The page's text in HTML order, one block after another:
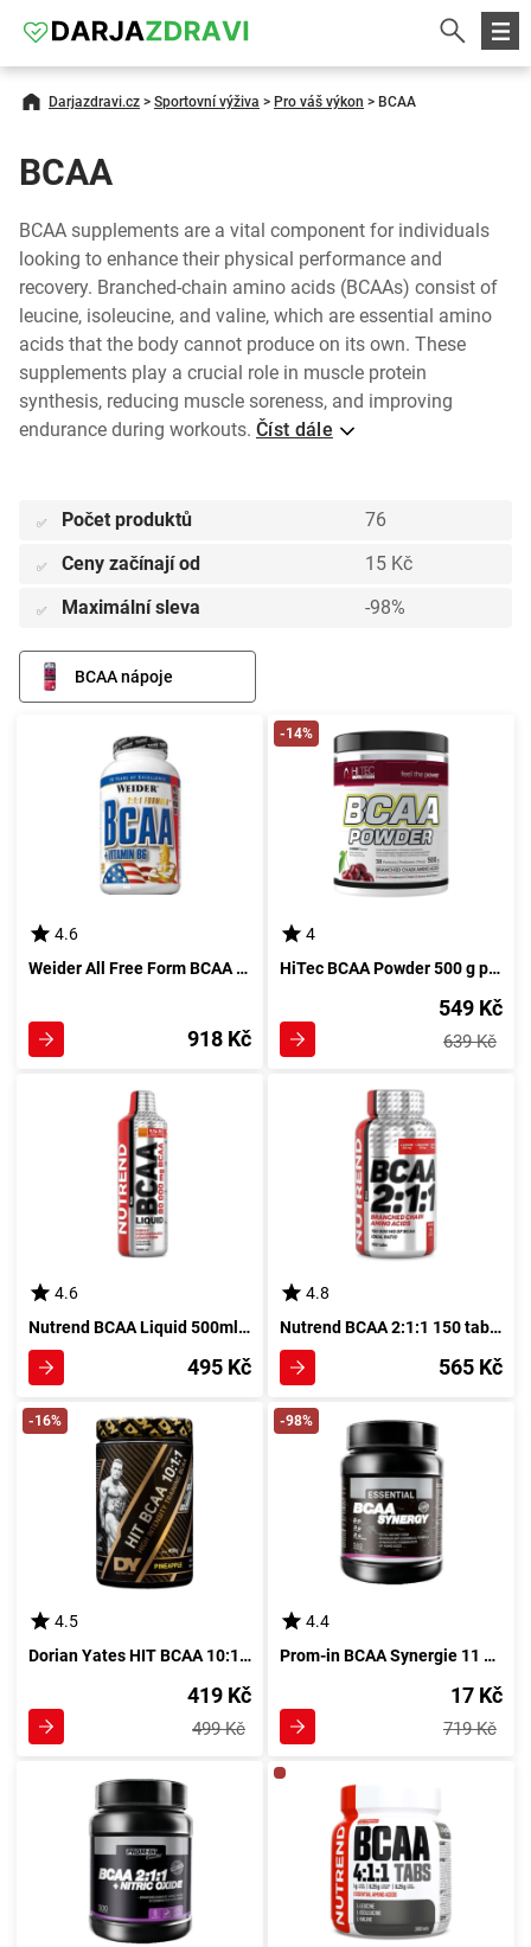
Darjazdravi.cz > Sportovní výživa > Pro váš výkon > BCAA
BCAA
BCAA supplements are a vital component for individuals
looking to enhance their physical performance and
recovery. Branched-chain amino acids (BCAAs) consist of
leucine, isoleucine, and valine, which are essential amino
acids that the body cannot produce on its own. These
supplements play a crucial role in muscle protein
synthesis, reducing muscle soreness, and improving
endurance during workouts. Číst dále
✅ Počet produktů 76
✅ Ceny začínají od 15 Kč
✅ Maximální sleva -98%
BCAA nápoje
4.6
Weider All Free Form BCAA 130 tablet
918 Kč
-14%
4
HiTec BCAA Powder 500 g pomeranč
549 Kč
639 Kč
4.6
Nutrend BCAA Liquid 500ml pomeranč
495 Kč
4.8
Nutrend BCAA 2:1:1 150 tablet
565 Kč
-16%
4.5
Dorian Yates HIT BCAA 10:1:1 400 g mangový koncentrát s vysokým obsahem rozvětvených aminokyselin
419 Kč
499 Kč
-98%
4.4
Prom-in BCAA Synergie 11 g pomerančové šťávy
17 Kč
719 Kč